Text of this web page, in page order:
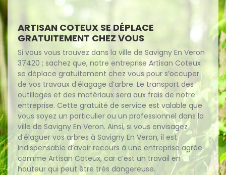
ARTISAN COTEUX SE DÉPLACE
GRATUITEMENT CHEZ VOUS
Si vous vous trouvez dans la ville de Savigny En Veron
37420 ; sachez que, notre entreprise Artisan Coteux
se déplace gratuitement chez vous pour s’occuper
de vos travaux d’élagage d’arbre. Le transport des
outillages et des matériaux sera aux frais de notre
entreprise. Cette gratuité de service est valable que
vous soyez un particulier ou un professionnel dans la
ville de Savigny En Veron. Ainsi, si vous envisagez
d’élaguer vos arbres à Savigny En Veron, il est
indispensable d’avoir recours à une entreprise agrée
comme Artisan Coteux, car c’est un travail en
hauteur qui peut être très dangereuse.